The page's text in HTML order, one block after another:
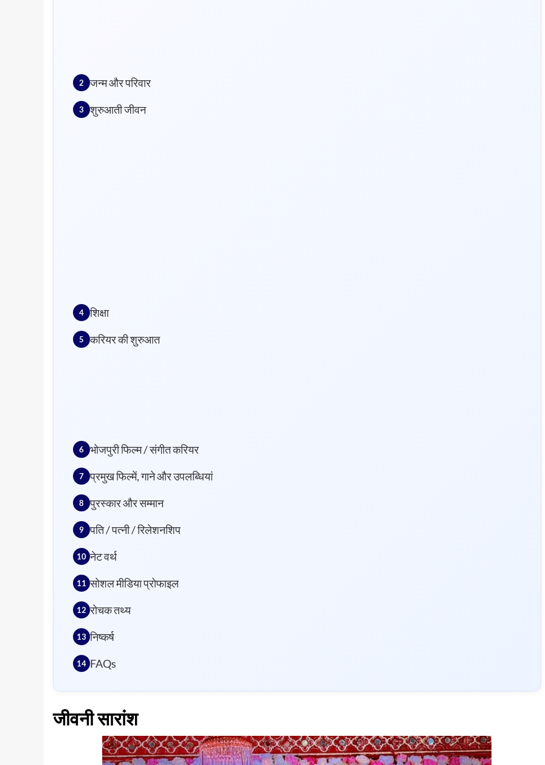
जन्म और परिवार
शुरुआती जीवन
शिक्षा
करियर की शुरुआत
भोजपुरी फिल्म / संगीत करियर
प्रमुख फिल्में, गाने और उपलब्धियां
पुरस्कार और सम्मान
पति / पत्नी / रिलेशनशिप
नेट वर्थ
सोशल मीडिया प्रोफाइल
रोचक तथ्य
निष्कर्ष
FAQs
जीवनी सारांश